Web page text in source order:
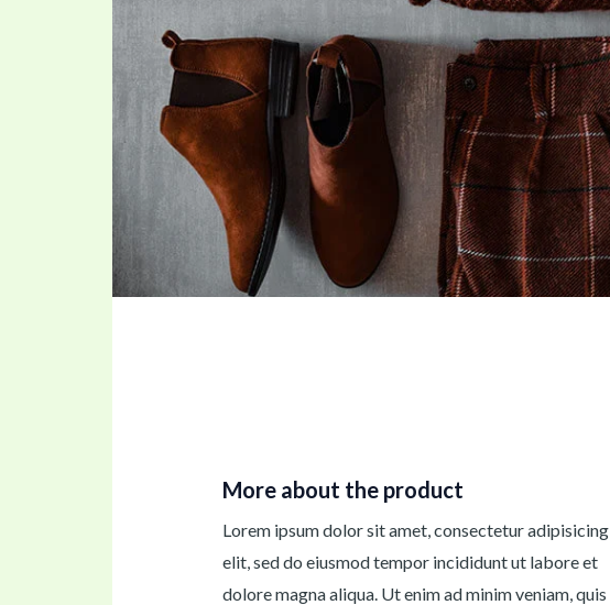
More about the product
Lorem ipsum dolor sit amet, consectetur adipisicing
elit, sed do eiusmod tempor incididunt ut labore et
dolore magna aliqua. Ut enim ad minim veniam, quis